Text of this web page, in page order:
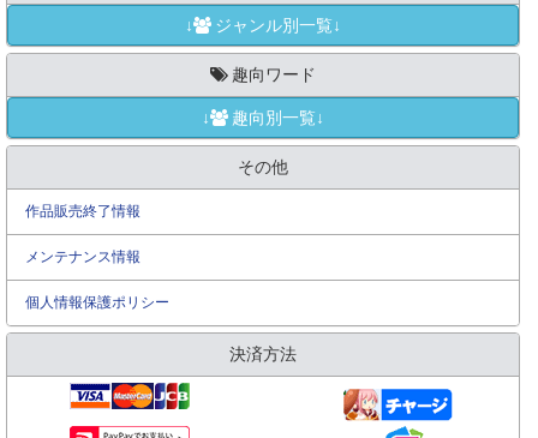
↓ ジャンル別一覧↓
趣向ワード
↓ 趣向別一覧↓
その他
作品販売終了情報
メンテナンス情報
個人情報保護ポリシー
決済方法